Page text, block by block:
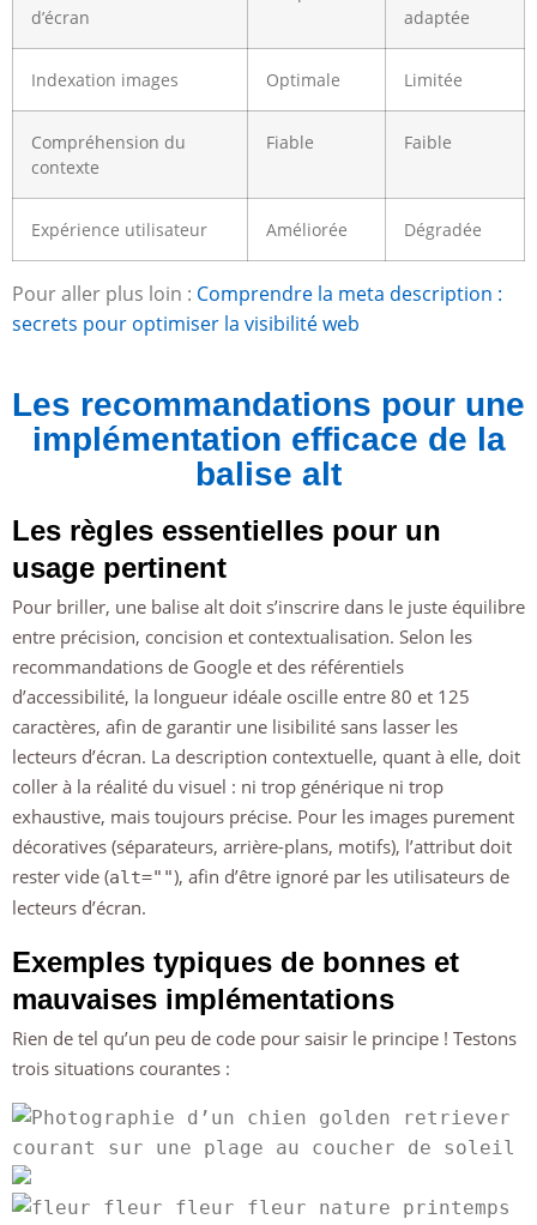
d’écran
adaptée
Indexation images Optimale Limitée
Compréhension du
contexte
Fiable Faible
Expérience utilisateur Améliorée Dégradée
Pour aller plus loin : Comprendre la meta description :
secrets pour optimiser la visibilité web
Les recommandations pour une
implémentation efficace de la
balise alt
Les règles essentielles pour un
usage pertinent
Pour briller, une balise alt doit s’inscrire dans le juste équilibre
entre précision, concision et contextualisation. Selon les
recommandations de Google et des référentiels
d’accessibilité, la longueur idéale oscille entre 80 et 125
caractères, afin de garantir une lisibilité sans lasser les
lecteurs d’écran. La description contextuelle, quant à elle, doit
coller à la réalité du visuel : ni trop générique ni trop
exhaustive, mais toujours précise. Pour les images purement
décoratives (séparateurs, arrière-plans, motifs), l’attribut doit
rester vide (alt=""), afin d’être ignoré par les utilisateurs de
lecteurs d’écran.
Exemples typiques de bonnes et
mauvaises implémentations
Rien de tel qu’un peu de code pour saisir le principe ! Testons
trois situations courantes :